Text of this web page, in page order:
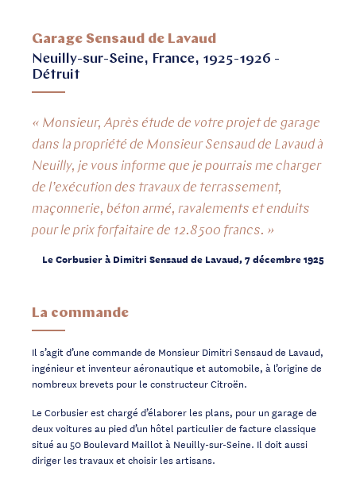
Garage Sensaud de Lavaud
Neuilly-sur-Seine, France, 1925-1926 -
Détruit
« Monsieur, Après étude de votre projet de garage
dans la propriété de Monsieur Sensaud de Lavaud à
Neuilly, je vous informe que je pourrais me charger
de l’exécution des travaux de terrassement,
maçonnerie, béton armé, ravalements et enduits
pour le prix forfaitaire de 12.8500 francs. »
Le Corbusier à Dimitri Sensaud de Lavaud, 7 décembre 1925
La commande
Il s’agit d’une commande de Monsieur Dimitri Sensaud de Lavaud,
ingénieur et inventeur aéronautique et automobile, à l’origine de
nombreux brevets pour le constructeur Citroën.
Le Corbusier est chargé d’élaborer les plans, pour un garage de
deux voitures au pied d’un hôtel particulier de facture classique
situé au 50 Boulevard Maillot à Neuilly-sur-Seine. Il doit aussi
diriger les travaux et choisir les artisans.